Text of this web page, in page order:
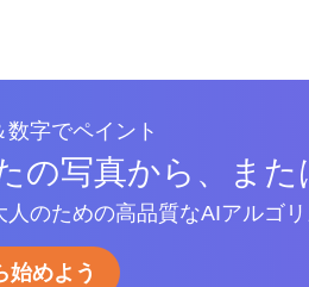
数字でペイント
の写真から、ま
人のための高品質なAIアルゴ
始めよう